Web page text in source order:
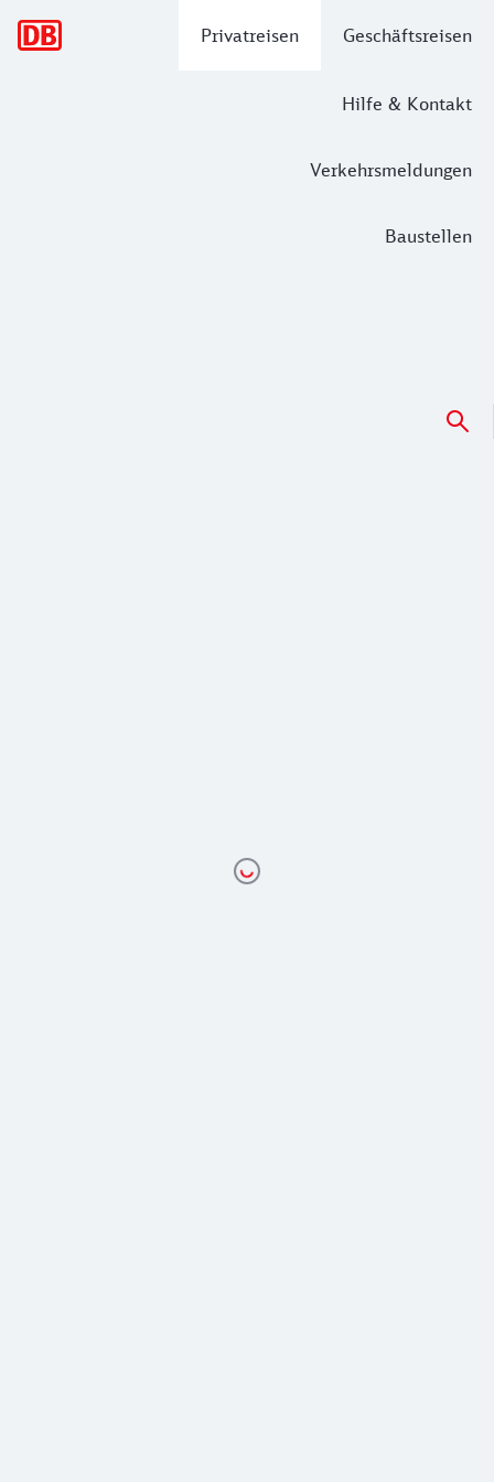
Privatreisen Geschäftsreisen
Hilfe & Kontakt
Verkehrsmeldungen
Baustellen